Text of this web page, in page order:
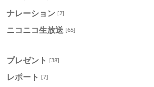
ナレーション [2]
ニコニコ生放送 [65]
プレゼント [38]
レポート [7]